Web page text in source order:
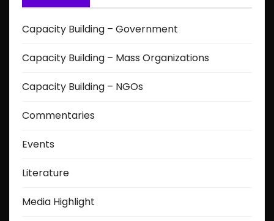
Capacity Building – Government
Capacity Building – Mass Organizations
Capacity Building – NGOs
Commentaries
Events
Literature
Media Highlight